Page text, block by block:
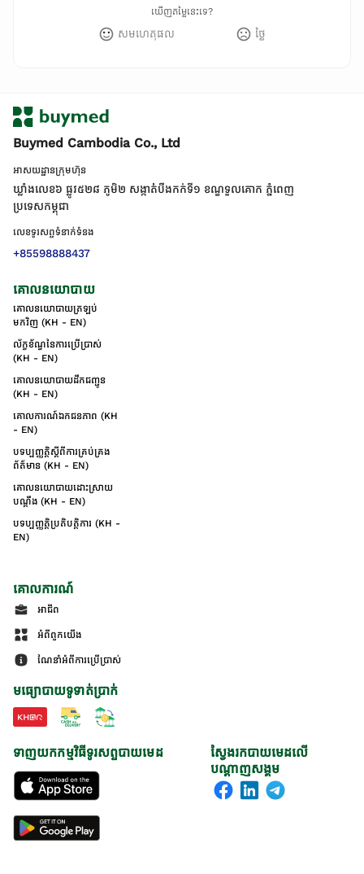
ឃើញតម្លៃនេះទេ?
សមហេតុផល ថ្លៃ
Buymed Cambodia Co., Ltd
អាសយដ្ឋានក្រុមហ៊ុន
ឃ្លាំងលេខ៦ ផ្លូវ៥២៨ ភូមិ២ សង្កាត់់បឹងកក់ទី១ ខណ្ឌទួលគោក ភ្នំពេញ
ប្រទេសកម្ពុជា
លេខទូរសព្ទទំនាក់ទំនង
+85598888437
គោលនយោបាយ
គោលនយោបាយត្រឡប់
មកវិញ (KH - EN)
ល័ក្ខខ័ណ្ឌនៃការប្រើប្រាស់
(KH - EN)
គោលនយោបាយដឹកជញ្ជូន
(KH - EN)
គោលការណ៍ឯកជនភាព (KH
- EN)
បទប្បញ្ញត្តិស្តីពីការគ្រប់គ្រង
ព័ត៌មាន (KH - EN)
គោលនយោបាយដោះស្រាយ
បណ្ដឹង (KH - EN)
បទប្បញ្ញត្តិប្រតិបត្តិការ (KH -
EN)
គោលការណ៍
អាជីព
អំពីពួកយើង
ណែនាំអំពីការប្រើប្រាស់
មធ្យោបាយទូទាត់ប្រាក់
ស្វែងរកបាយមេដលើ
បណ្តាញសង្គម
ទាញយកកម្មវិធីទូរសព្ទបាយមេដ